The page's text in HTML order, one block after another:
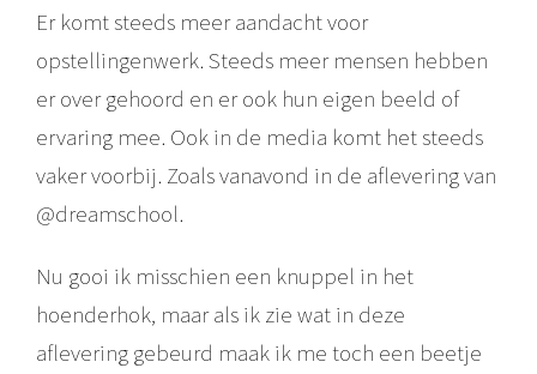
Er komt steeds meer aandacht voor
opstellingenwerk. Steeds meer mensen hebben
er over gehoord en er ook hun eigen beeld of
ervaring mee. Ook in de media komt het steeds
vaker voorbij. Zoals vanavond in de aflevering van
@dreamschool.
Nu gooi ik misschien een knuppel in het
hoenderhok, maar als ik zie wat in deze
aflevering gebeurd maak ik me toch een beetje